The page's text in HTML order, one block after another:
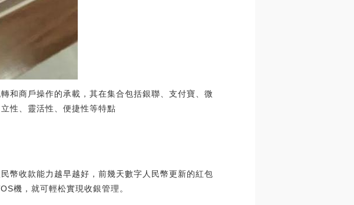
和商戶操作的承載，其在集合包括銀聯、支付寶、微
性、靈活性、便捷性等特點
幣收款能力越早越好，前幾天數字人民幣更新的紅包
機，就可輕松實現收銀管理。